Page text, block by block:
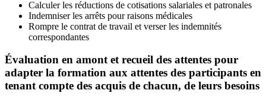
Calculer les réductions de cotisations salariales et patronales
Indemniser les arrêts pour raisons médicales
Rompre le contrat de travail et verser les indemnités
correspondantes
Évaluation en amont et recueil des attentes pour
adapter la formation aux attentes des participants en
tenant compte des acquis de chacun, de leurs besoins